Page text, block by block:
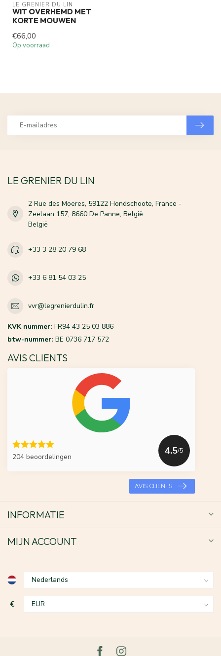
LE GRENIER DU LIN
WIT OVERHEMD MET
KORTE MOUWEN
€66,00
Op voorraad
LE GRENIER DU LIN
2 Rue des Moeres, 59122 Hondschoote, France -
Zeelaan 157, 8660 De Panne, België
België
+33 3 28 20 79 68
+33 6 81 54 03 25
vvr@legrenierdulin.fr
KVK nummer: FR94 43 25 03 886
btw-nummer: BE 0736 717 572
AVIS CLIENTS
204 beoordelingen
4.5/5
AVIS CLIENTS
INFORMATIE
MIJN ACCOUNT
€